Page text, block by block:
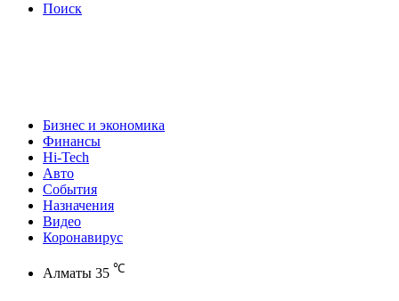
Поиск
Бизнес и экономика
Финансы
Hi-Tech
Авто
События
Назначения
Видео
Коронавирус
Алматы 35 ℃